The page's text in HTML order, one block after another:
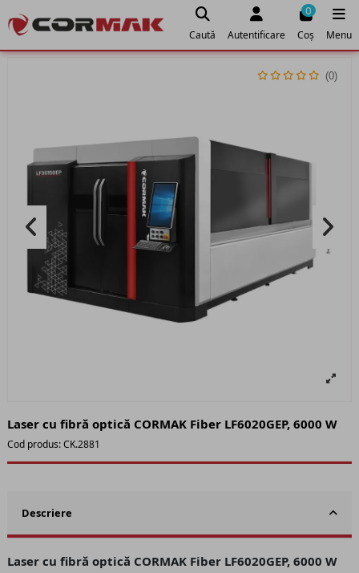
Caută Autentificare
0
Coș Menu
Laser cu fibră optică CORMAK Fiber LF6020GEP, 6000 W
(0)
Cod produs:CK.2881
Descriere
Laser cu fibră optică CORMAK Fiber LF6020GEP, 6000 W